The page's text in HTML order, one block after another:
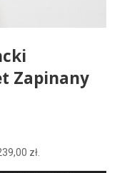
Zapinany
zł.